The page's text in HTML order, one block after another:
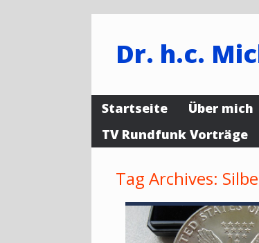
Dr. h.c.
Startseite Über mich
TV Rundfunk Vorträge
Tag Archives: